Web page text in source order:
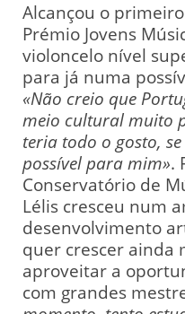
Alcançou o
Prémio Jovens
violoncelo nível
para já numa
«Não creio que
meio cultural muito
teria todo o gosto,
possível para mim».
Conservatório de
Lélis cresceu num
desenvolvimento
quer crescer ainda
aproveitar a
com grandes